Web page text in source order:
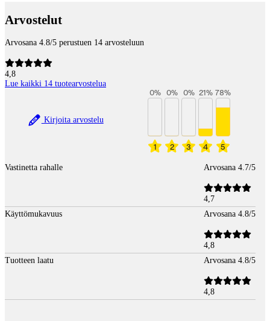
Arvostelut
Arvosana 4.8/5 perustuen 14 arvosteluun
4,8
Lue kaikki 14 tuotearvostelua
Kirjoita arvostelu
1
0%
2
0%
3
0%
4
21%
5
78%
Vastinetta rahalle Arvosana 4.7/5
4,7
Käyttömukavuus
Arvosana 4.8/5
4,8
Tuotteen laatu
Arvosana 4.8/5
4,8